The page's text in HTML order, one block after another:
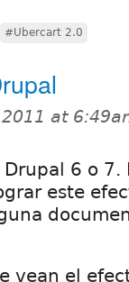
#Ubercart 2.0
at
6 o
este
vean el